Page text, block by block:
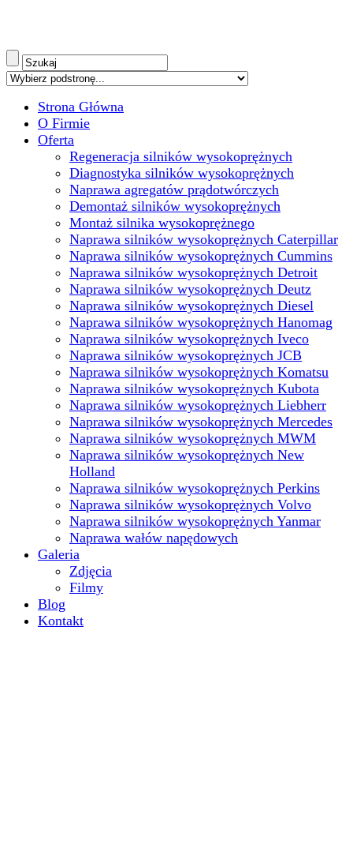
Strona Główna
O Firmie
Oferta
Regeneracja silników wysokoprężnych
Diagnostyka silników wysokoprężnych
Naprawa agregatów prądotwórczych
Demontaż silników wysokoprężnych
Montaż silnika wysokoprężnego
Naprawa silników wysokoprężnych Caterpillar
Naprawa silników wysokoprężnych Cummins
Naprawa silników wysokoprężnych Detroit
Naprawa silników wysokoprężnych Deutz
Naprawa silników wysokoprężnych Diesel
Naprawa silników wysokoprężnych Hanomag
Naprawa silników wysokoprężnych Iveco
Naprawa silników wysokoprężnych JCB
Naprawa silników wysokoprężnych Komatsu
Naprawa silników wysokoprężnych Kubota
Naprawa silników wysokoprężnych Liebherr
Naprawa silników wysokoprężnych Mercedes
Naprawa silników wysokoprężnych MWM
Naprawa silników wysokoprężnych New
Holland
Naprawa silników wysokoprężnych Perkins
Naprawa silników wysokoprężnych Volvo
Naprawa silników wysokoprężnych Yanmar
Naprawa wałów napędowych
Galeria
Zdjęcia
Filmy
Blog
Kontakt